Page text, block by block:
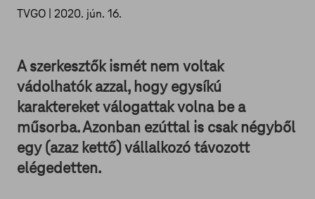
TVGO | 2020. jún. 16.
A szerkesztők ismét nem voltak
vádolhatók azzal, hogy egysíkú
karaktereket válogattak volna be a
műsorba. Azonban ezúttal is csak négyből
egy (azaz kettő) vállalkozó távozott
elégedetten.